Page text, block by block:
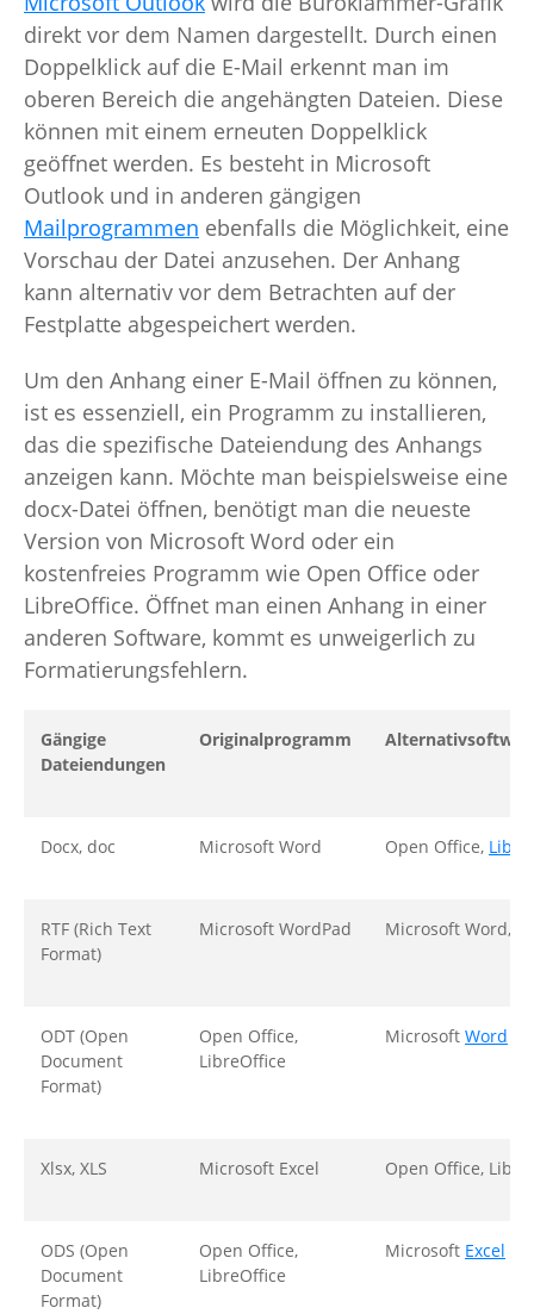
direkt vor dem Namen dargestellt. Durch einen
Doppelklick auf die E-Mail erkennt man im
oberen Bereich die angehängten Dateien. Diese
können mit einem erneuten Doppelklick
geöffnet werden. Es besteht in Microsoft
Outlook und in anderen gängigen
Mailprogrammen ebenfalls die Möglichkeit, eine
Vorschau der Datei anzusehen. Der Anhang
kann alternativ vor dem Betrachten auf der
Festplatte abgespeichert werden.
Um den Anhang einer E-Mail öffnen zu können,
ist es essenziell, ein Programm zu installieren,
das die spezifische Dateiendung des Anhangs
anzeigen kann. Möchte man beispielsweise eine
docx-Datei öffnen, benötigt man die neueste
Version von Microsoft Word oder ein
kostenfreies Programm wie Open Office oder
LibreOffice. Öffnet man einen Anhang in einer
anderen Software, kommt es unweigerlich zu
Formatierungsfehlern.
Gängige
Dateiendungen
Originalprogramm
Docx, doc Microsoft Word Open Office,
RTF (Rich Text
Format)
Microsoft WordPad Microsoft Word,
ODT (Open
Document
Format)
Open Office,
LibreOffice
Microsoft Word
Xlsx, XLS Microsoft Excel Open Office,
ODS (Open
Document
Format)
Open Office,
LibreOffice
Microsoft Excel